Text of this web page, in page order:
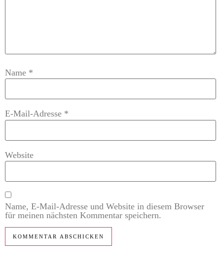
Name *
E-Mail-Adresse *
Website
Name, E-Mail-Adresse und Website in diesem Browser
für meinen nächsten Kommentar speichern.